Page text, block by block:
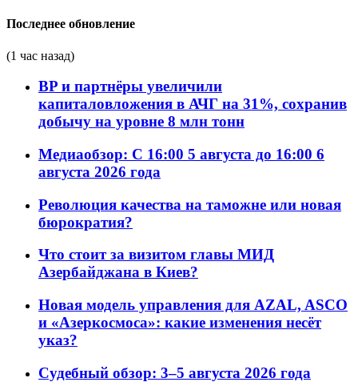
Последнее обновление
(1 час назад)
BP и партнёры увеличили
капиталовложения в АЧГ на 31%, сохранив
добычу на уровне 8 млн тонн
Медиаобзор: С 16:00 5 августа до 16:00 6
августа 2026 года
Революция качества на таможне или новая
бюрократия?
Что стоит за визитом главы МИД
Азербайджана в Киев?
Новая модель управления для AZAL, ASCO
и «Азеркосмоса»: какие изменения несёт
указ?
Судебный обзор: 3–5 августа 2026 года